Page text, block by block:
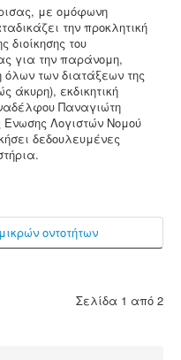
με ομόφωνη
την προκλητική
του
για την παράνομη,
των διατάξεων της
άκυρη), εκδικητική
Παναγιώτη
Ενωσης Λογιστών Νομού
δεδουλευμένες
οντοτήτων
Σελίδα 1 από 2